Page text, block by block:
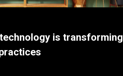
is transforming